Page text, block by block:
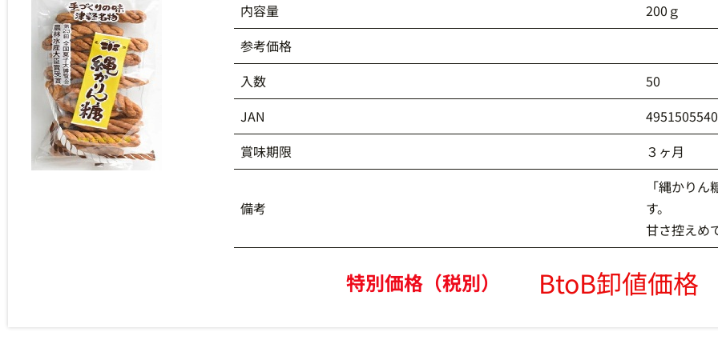
内容量
200ｇ
参考価格
入数
50
JAN
賞味期限
３ヶ月
備考
「縄かり
す。
甘さ控えめ
特別価格（税別） BtoB卸値価格